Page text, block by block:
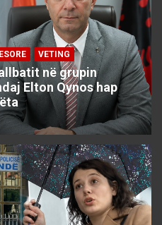
VETING
në grupin
Elton Qynos hap